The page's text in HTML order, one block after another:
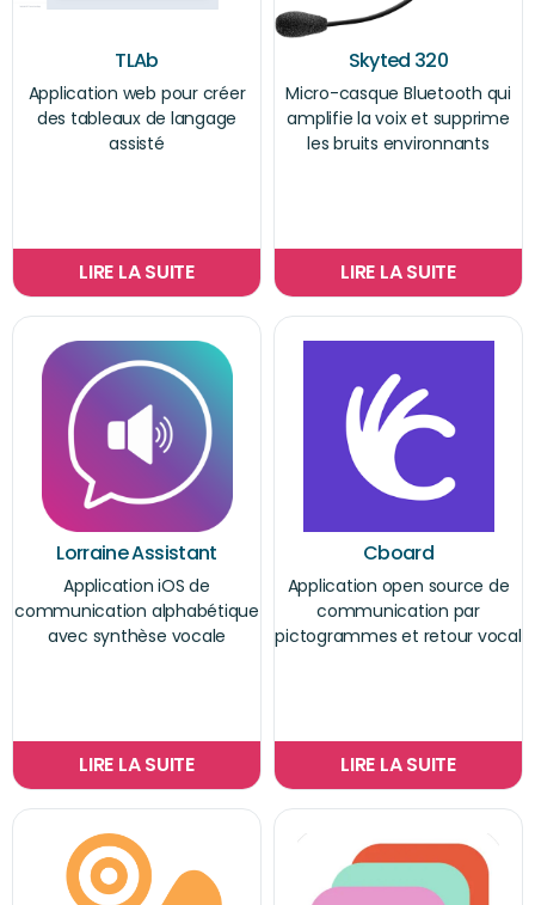
TLAb
Application web pour créer
des tableaux de langage
assisté
LIRE LA SUITE
Skyted 320
Micro-casque Bluetooth qui
amplifie la voix et supprime
les bruits environnants
LIRE LA SUITE
Lorraine Assistant
Application iOS de
communication alphabétique
avec synthèse vocale
LIRE LA SUITE
Cboard
Application open source de
communication par
pictogrammes et retour vocal
LIRE LA SUITE